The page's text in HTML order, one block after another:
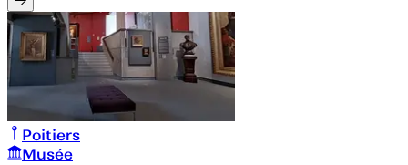
Poitiers
Musée